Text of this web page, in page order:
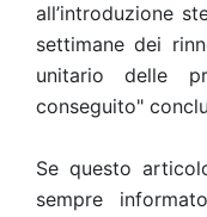
all’introduzione
settimane dei
unitario delle
conseguito"
Se questo
sempre